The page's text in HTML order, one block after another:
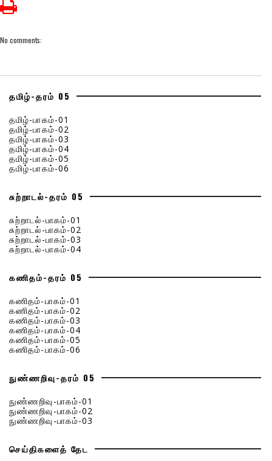
No comments:
தமிழ்-தரம் 05
தமிழ்-பாகம்-01
தமிழ்-பாகம்-02
தமிழ்-பாகம்-03
தமிழ்-பாகம்-04
தமிழ்-பாகம்-05
தமிழ்-பாகம்-06
சுற்றாடல்-தரம் 05
சுற்றாடல்-பாகம்-01
சுற்றாடல்-பாகம்-02
சுற்றாடல்-பாகம்-03
சுற்றாடல்-பாகம்-04
கணிதம்-தரம் 05
கணிதம்-பாகம்-01
கணிதம்-பாகம்-02
கணிதம்-பாகம்-03
கணிதம்-பாகம்-04
கணிதம்-பாகம்-05
கணிதம்-பாகம்-06
நுண்ணறிவு-தரம் 05
நுண்ணறிவு-பாகம்-01
நுண்ணறிவு-பாகம்-02
நுண்ணறிவு-பாகம்-03
செய்திகளைத் தேட